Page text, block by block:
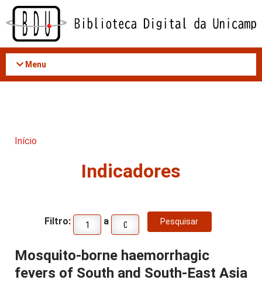
Acessar
conteúdo
Menu
Início
Indicadores
Filtro: a
Mosquito-borne haemorrhagic
fevers of South and South-East Asia